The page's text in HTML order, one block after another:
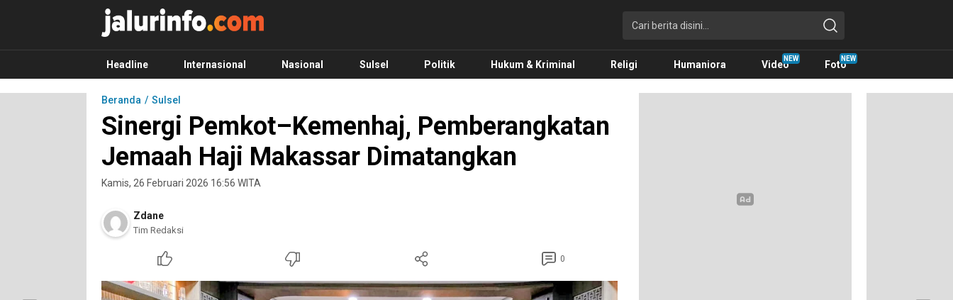
Info Terbaru, Berita Terkini Hari Ini, Jalurinfo.com
Terkini, Akurat dan Terpercaya
Headline Internasional Nasional Sulsel Politik Hukum & Kriminal Religi Humaniora Video Foto
Beranda Sulsel
Sinergi Pemkot–Kemenhaj, Pemberangkatan
Jemaah Haji Makassar Dimatangkan
Kamis, 26 Februari 2026 16:56 WITA
Zdane
Tim Redaksi
0